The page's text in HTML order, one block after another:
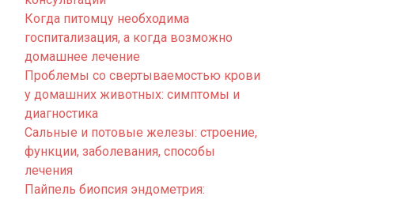
Когда питомцу необходима
госпитализация, а когда возможно
домашнее лечение
Проблемы со свертываемостью крови
у домашних животных: симптомы и
диагностика
Сальные и потовые железы: строение,
функции, заболевания, способы
лечения
Пайпель биопсия эндометрия: